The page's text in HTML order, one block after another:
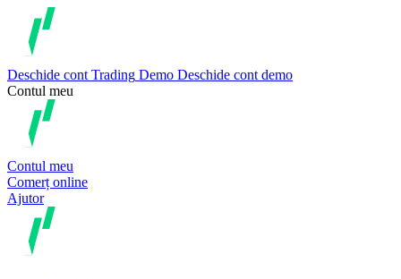
Deschide cont Trading Demo Deschide cont demo
Contul meu
Contul meu
Comerț online
Ajutor